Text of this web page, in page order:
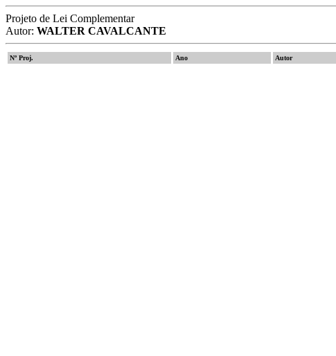
Projeto de Lei Complementar
Autor: WALTER CAVALCANTE
Nº Proj. Ano Autor